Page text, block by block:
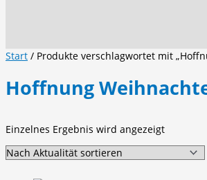
Start / Produkte verschlagwortet mit
Hoffnung
Einzelnes Ergebnis wird angezeigt